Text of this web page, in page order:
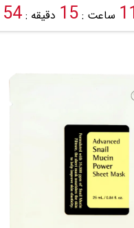
ساعت :15 دقیقه :53